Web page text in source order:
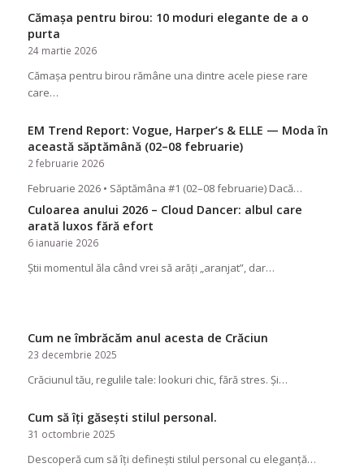
Cămașa pentru birou: 10 moduri elegante de a o
purta
24 martie 2026
Cămașa pentru birou rămâne una dintre acele piese rare
care…
EM Trend Report: Vogue, Harper’s & ELLE — Moda în
această săptămână (02–08 februarie)
2 februarie 2026
Februarie 2026 • Săptămâna #1 (02–08 februarie) Dacă…
Culoarea anului 2026 – Cloud Dancer: albul care
arată luxos fără efort
6 ianuarie 2026
Știi momentul ăla când vrei să arăți „aranjat”, dar…
Cum ne îmbrăcăm anul acesta de Crăciun
23 decembrie 2025
Crăciunul tău, regulile tale: lookuri chic, fără stres. Și…
Cum să îți găsești stilul personal.
31 octombrie 2025
Descoperă cum să îți definești stilul personal cu eleganță…